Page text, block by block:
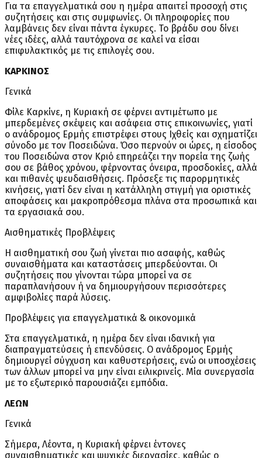
Για τα επαγγελματικά σου η ημέρα απαιτεί προσοχή στις
συζητήσεις και στις συμφωνίες. Οι πληροφορίες που
λαμβάνεις δεν είναι πάντα έγκυρες. Το βράδυ σου δίνει
νέες ιδέες, αλλά ταυτόχρονα σε καλεί να είσαι
επιφυλακτικός με τις επιλογές σου.
ΚΑΡΚΙΝΟΣ
Γενικά
Φίλε Καρκίνε, η Κυριακή σε φέρνει αντιμέτωπο με
μπερδεμένες σκέψεις και ασάφεια στις επικοινωνίες, γιατί
ο ανάδρομος Ερμής επιστρέφει στους Ιχθείς και σχηματίζει
σύνοδο με τον Ποσειδώνα. Όσο περνούν οι ώρες, η είσοδος
του Ποσειδώνα στον Κριό επηρεάζει την πορεία της ζωής
σου σε βάθος χρόνου, φέρνοντας όνειρα, προσδοκίες, αλλά
και πιθανές ψευδαισθήσεις. Πρόσεξε τις παρορμητικές
κινήσεις, γιατί δεν είναι η κατάλληλη στιγμή για οριστικές
αποφάσεις και μακροπρόθεσμα πλάνα στα προσωπικά και
τα εργασιακά σου.
Αισθηματικές Προβλέψεις
Η αισθηματική σου ζωή γίνεται πιο ασαφής, καθώς
συναισθήματα και καταστάσεις μπερδεύονται. Οι
συζητήσεις που γίνονται τώρα μπορεί να σε
παραπλανήσουν ή να δημιουργήσουν περισσότερες
αμφιβολίες παρά λύσεις.
Προβλέψεις για επαγγελματικά & οικονομικά
Στα επαγγελματικά, η ημέρα δεν είναι ιδανική για
διαπραγματεύσεις ή επενδύσεις. Ο ανάδρομος Ερμής
δημιουργεί σύγχυση και καθυστερήσεις, ενώ οι υποσχέσεις
των άλλων μπορεί να μην είναι ειλικρινείς. Μία συνεργασία
με το εξωτερικό παρουσιάζει εμπόδια.
ΛΕΩΝ
Γενικά
Σήμερα, Λέοντα, η Κυριακή φέρνει έντονες
συναισθηματικές και ψυχικές διεργασίες, καθώς ο